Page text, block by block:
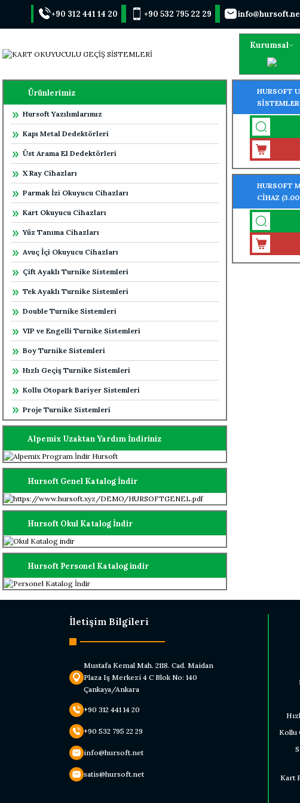
+90 312 441 14 20 +90 532 795 22 29
Kurumsal
Ürünlerimiz
Hursoft Yazılımlarımız
Kapı Metal Dedektörleri
Üst Arama El Dedektörleri
X Ray Cihazları
Parmak İzi Okuyucu Cihazları
Kart Okuyucu Cihazları
Yüz Tanıma Cihazları
Avuç İçi Okuyucu Cihazları
Çift Ayaklı Turnike Sistemleri
Tek Ayaklı Turnike Sistemleri
Double Turnike Sistemleri
VIP ve Engelli Turnike Sistemleri
Boy Turnike Sistemleri
Hızlı Geçiş Turnike Sistemleri
Kollu Otopark Bariyer Sistemleri
Proje Turnike Sistemleri
Alpemix Uzaktan Yardım İndiriniz
Hursoft Genel Katalog İndir
Hursoft Okul Katalog İndir
Hursoft Personel Katalog indir
HURSOFT
ÖZELLİĞİ)
HURSOFT
CİHAZ
ÖZELLİĞİ)
İletişim Bilgileri
Mustafa Kemal Mah. 2118. Cad. Maidan
Plaza Iş Merkezi 4 C Blok No: 140
Çankaya/Ankara
+90 312 441 14 20
+90 532 795 22 29
info@hursoft.net
satis@hursoft.net
Kollu
Kart